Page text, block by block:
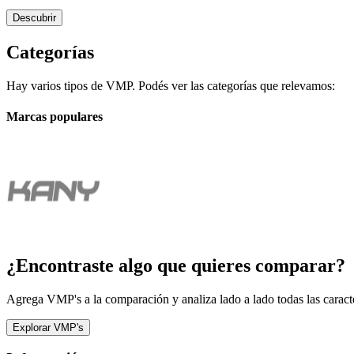
Descubrir
Categorías
Hay varios tipos de VMP. Podés ver las categorías que relevamos:
Marcas populares
¿Encontraste algo que quieres comparar?
Agrega VMP's a la comparación y analiza lado a lado todas las
Explorar VMP's